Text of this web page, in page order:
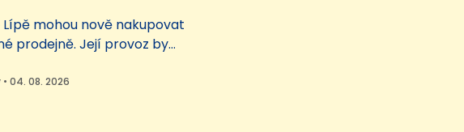
Lípě mohou nově nakupovat
prodejně. Její provoz by
S nápadem přišla
04. 08. 2026